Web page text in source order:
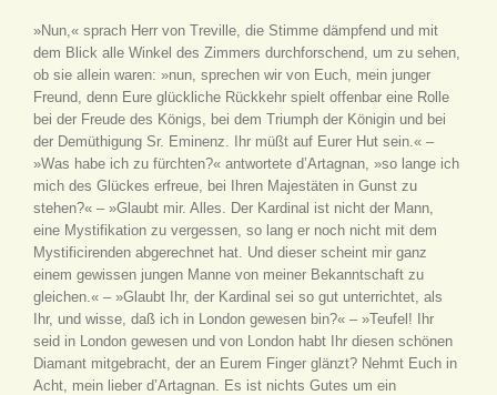
»Nun,« sprach Herr von Treville, die Stimme dämpfend und mit
dem Blick alle Winkel des Zimmers durchforschend, um zu sehen,
ob sie allein waren: »nun, sprechen wir von Euch, mein junger
Freund, denn Eure glückliche Rückkehr spielt offenbar eine Rolle
bei der Freude des Königs, bei dem Triumph der Königin und bei
der Demüthigung Sr. Eminenz. Ihr müßt auf Eurer Hut sein.« –
»Was habe ich zu fürchten?« antwortete d’Artagnan, »so lange ich
mich des Glückes erfreue, bei Ihren Majestäten in Gunst zu
stehen?« – »Glaubt mir. Alles. Der Kardinal ist nicht der Mann,
eine Mystifikation zu vergessen, so lang er noch nicht mit dem
Mystificirenden abgerechnet hat. Und dieser scheint mir ganz
einem gewissen jungen Manne von meiner Bekanntschaft zu
gleichen.« – »Glaubt Ihr, der Kardinal sei so gut unterrichtet, als
Ihr, und wisse, daß ich in London gewesen bin?« – »Teufel! Ihr
seid in London gewesen und von London habt Ihr diesen schönen
Diamant mitgebracht, der an Eurem Finger glänzt? Nehmt Euch in
Acht, mein lieber d’Artagnan. Es ist nichts Gutes um ein